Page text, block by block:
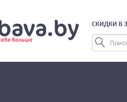
СКИДКИ В